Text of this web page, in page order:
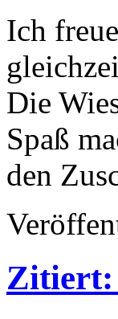
Ich
Die
Spaß
den
Zitiert: